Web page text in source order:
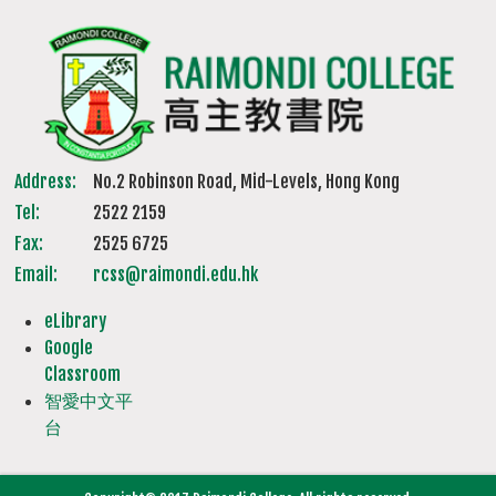
Address:
No.2 Robinson Road, Mid-Levels, Hong Kong
Tel:
2522 2159
Fax:
2525 6725
Email:
rcss@raimondi.edu.hk
eLibrary
Google
Classroom
智愛中文平
台